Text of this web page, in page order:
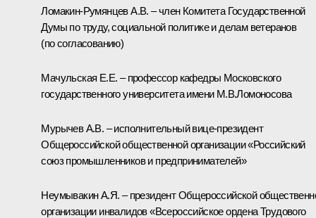
Ломакин-Румянцев А.В. – член Комитета Государственной
Думы по труду, социальной политике и делам ветеранов
(по согласованию)
Мачульская Е.Е. – профессор кафедры Московского
государственного университета имени М.В.Ломоносова
Мурычев А.В. – исполнительный вице-президент
Общероссийской общественной организации «Российский
союз промышленников и предпринимателей»
Неумывакин А.Я. – президент Общероссийской
организации инвалидов «Всероссийское ордена Трудового